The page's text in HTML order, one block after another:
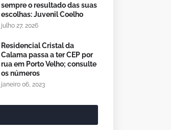
sempre o resultado das suas
escolhas: Juvenil Coelho
julho 27, 2026
Residencial Cristal da
Calama passa a ter CEP por
rua em Porto Velho; consulte
os números
janeiro 06, 2023